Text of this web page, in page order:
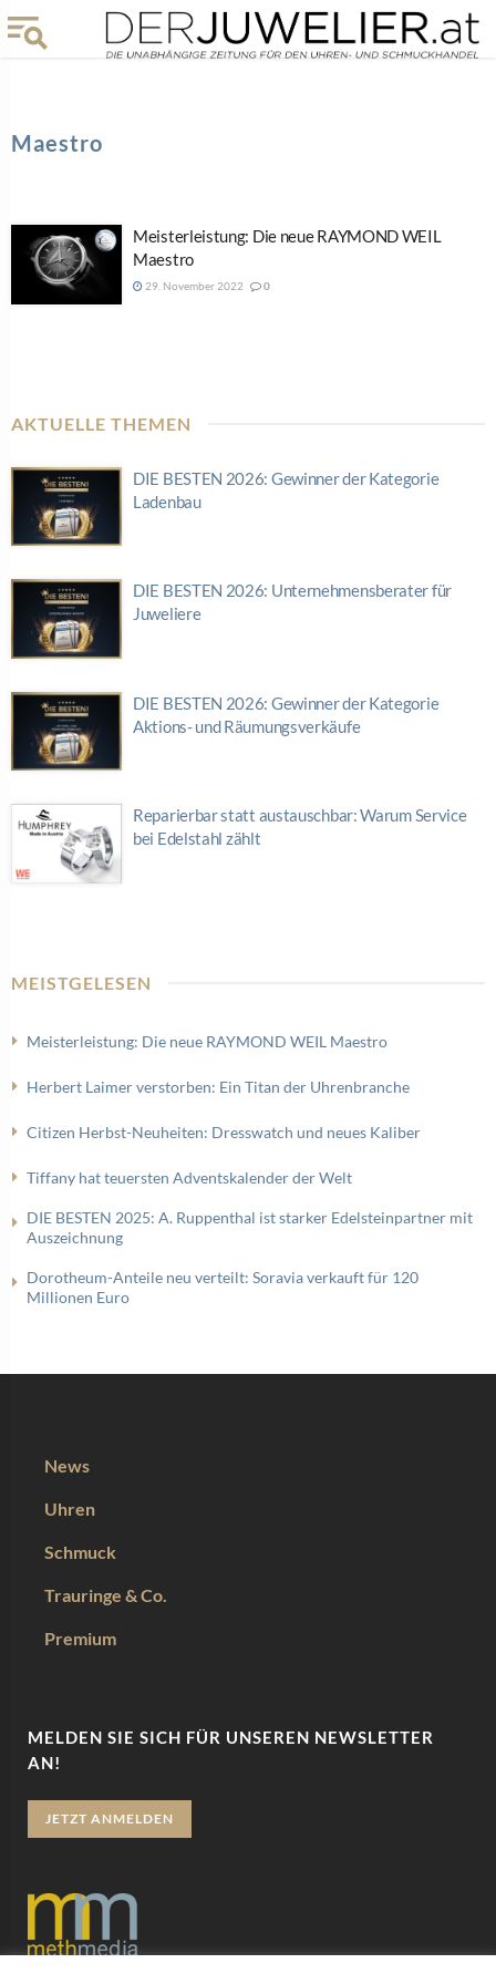
Maestro
Meisterleistung: Die neue RAYMOND WEIL
Maestro
29. November 2022 0
AKTUELLE THEMEN
DIE BESTEN 2026: Gewinner der Kategorie
Ladenbau
DIE BESTEN 2026: Unternehmensberater für
Juweliere
DIE BESTEN 2026: Gewinner der Kategorie
Aktions- und Räumungsverkäufe
Reparierbar statt austauschbar: Warum Service
bei Edelstahl zählt
MEISTGELESEN
Meisterleistung: Die neue RAYMOND WEIL Maestro
Herbert Laimer verstorben: Ein Titan der Uhrenbranche
Citizen Herbst-Neuheiten: Dresswatch und neues Kaliber
Tiffany hat teuersten Adventskalender der Welt
DIE BESTEN 2025: A. Ruppenthal ist starker Edelsteinpartner mit
Auszeichnung
Dorotheum-Anteile neu verteilt: Soravia verkauft für 120
Millionen Euro
News
Uhren
Schmuck
Trauringe & Co.
Premium
MELDEN SIE SICH FÜR UNSEREN NEWSLETTER
AN!
JETZT ANMELDEN